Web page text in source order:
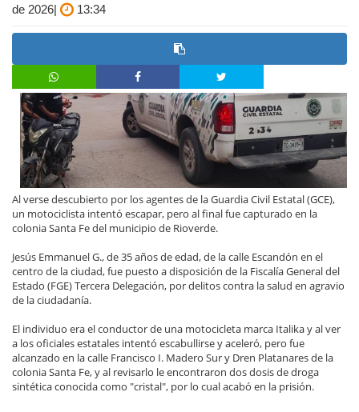
de 2026|
13:34
Al verse descubierto por los agentes de la Guardia Civil Estatal (GCE),
un motociclista intentó escapar, pero al final fue capturado en la
colonia Santa Fe del municipio de Rioverde.
Jesús Emmanuel G., de 35 años de edad, de la calle Escandón en el
centro de la ciudad, fue puesto a disposición de la Fiscalía General del
Estado (FGE) Tercera Delegación, por delitos contra la salud en agravio
de la ciudadanía.
El individuo era el conductor de una motocicleta marca Italika y al ver
a los oficiales estatales intentó escabullirse y aceleró, pero fue
alcanzado en la calle Francisco I. Madero Sur y Dren Platanares de la
colonia Santa Fe, y al revisarlo le encontraron dos dosis de droga
sintética conocida como "cristal", por lo cual acabó en la prisión.